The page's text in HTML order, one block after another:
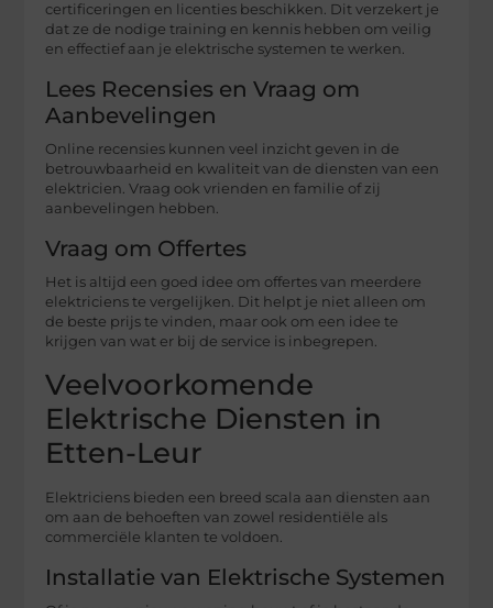
certificeringen en licenties beschikken. Dit verzekert je
dat ze de nodige training en kennis hebben om veilig
en effectief aan je elektrische systemen te werken.
Lees Recensies en Vraag om
Aanbevelingen
Online recensies kunnen veel inzicht geven in de
betrouwbaarheid en kwaliteit van de diensten van een
elektricien. Vraag ook vrienden en familie of zij
aanbevelingen hebben.
Vraag om Offertes
Het is altijd een goed idee om offertes van meerdere
elektriciens te vergelijken. Dit helpt je niet alleen om
de beste prijs te vinden, maar ook om een idee te
krijgen van wat er bij de service is inbegrepen.
Veelvoorkomende
Elektrische Diensten in
Etten-Leur
Elektriciens bieden een breed scala aan diensten aan
om aan de behoeften van zowel residentiële als
commerciële klanten te voldoen.
Installatie van Elektrische Systemen